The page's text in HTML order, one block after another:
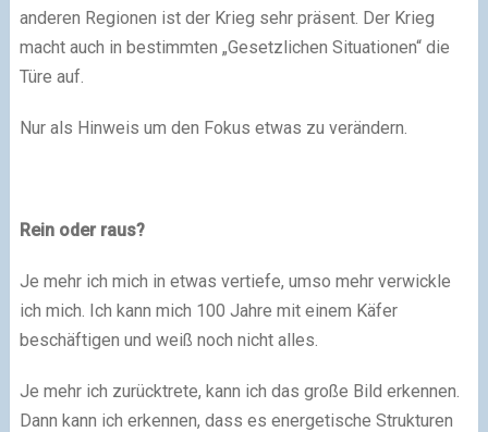
anderen Regionen ist der Krieg sehr präsent. Der Krieg
macht auch in bestimmten „Gesetzlichen Situationen“ die
Türe auf.
Nur als Hinweis um den Fokus etwas zu verändern.
Rein oder raus?
Je mehr ich mich in etwas vertiefe, umso mehr verwickle
ich mich. Ich kann mich 100 Jahre mit einem Käfer
beschäftigen und weiß noch nicht alles.
Je mehr ich zurücktrete, kann ich das große Bild erkennen.
Dann kann ich erkennen, dass es energetische Strukturen